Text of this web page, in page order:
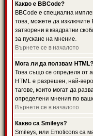
Какво е BBCode?
BBCode е специална
това, можете да
затворени в квадратни
за пускане на мнение.
Върнете се в началото
Мога ли да ползвам HTML?
Това също се определя от
HTML е разрешен, най-
тагове, които могат да
определени мнения по
Върнете се в началото
Какво са Smileys?
Smileys, или Emoticons са